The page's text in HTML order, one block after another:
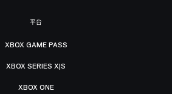
平台
XBOX GAME PASS
XBOX SERIES X|S
XBOX ONE